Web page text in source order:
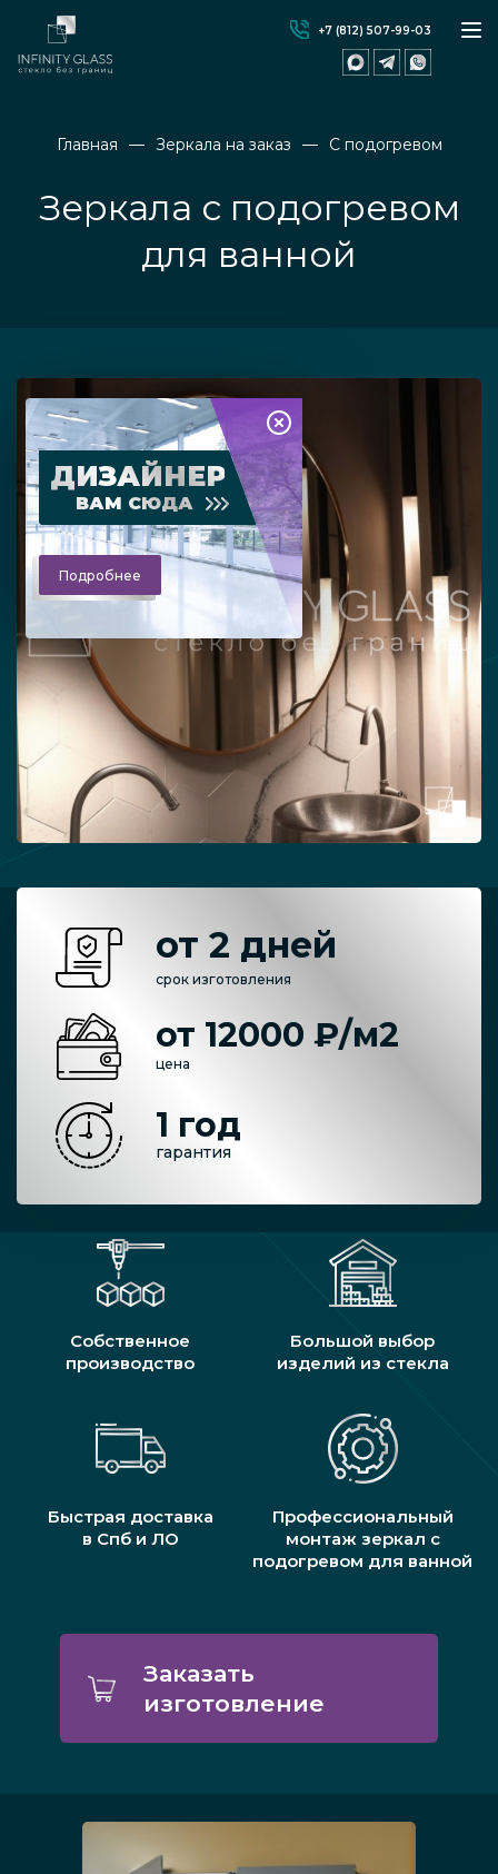
+7 (812) 507-99-03
Главная Зеркала на заказ С подогревом
Зеркала с подогревом
для ванной
ДИЗАЙНЕР
ВАМ СЮДА
Подробнее
от 2 дней
срок изготовления
от 12000 ₽/м2
цена
1 год
гарантия
Собственное
производство
Большой выбор
изделий из стекла
Быстрая доставка
в Спб и ЛО
Профессиональный
монтаж зеркал с
подогревом для ванной
Заказать
изготовление